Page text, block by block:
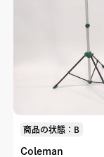
商品の状態：B
Coleman